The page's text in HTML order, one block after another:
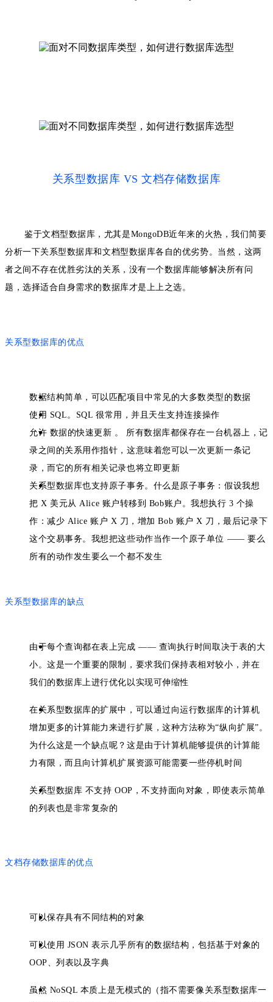
关系型数据库 VS 文档存储数据库
鉴于文档型数据库，尤其是MongoDB近年来的火热，我们简要
分析一下关系型数据库和文档型数据库各自的优劣势。当然，这两
者之间不存在优胜劣汰的关系，没有一个数据库能够解决所有问
题，选择适合自身需求的数据库才是上上之选。
关系型数据库的优点
数据结构简单，可以匹配项目中常见的大多数类型的数据
使用 SQL。SQL 很常用，并且天生支持连接操作
允许 数据的快速更新 。
所有数据库都保存在一台机器上，记
录之间的关系用作指针，这意味着您可以一次更新一条记
录，而它的所有相关记录也将立即更新
关系型数据库也支持原子事务。什么是原子事务：假设我想
把 X 美元从 Alice 账户转移到 Bob账户。我想执行 3 个操
作：减少 Alice 账户 X 刀，增加 Bob 账户 X 刀，最后记录下
这个交易事务。我想把这些动作当作一个原子单位 —— 要么
所有的动作发生要么一个都不发生
关系型数据库的缺点
由于每个查询都在表上完成 —— 查询执行时间取决于表的大
小。这是一个重要的限制，要求我们保持表相对较小，并在
我们的数据库上进行优化以实现可伸缩性
在关系型数据库的扩展中，可以通过向运行数据库的计算机
增加更多的计算能力来进行扩展，这种方法称为“纵向扩展”。
为什么这是一个缺点呢？这是由于计算机能够提供的计算能
力有限，而且向计算机扩展资源可能需要一些停机时间
关系型数据库 不支持 OOP，不支持面向对象，即使表示简单
的列表也是非常复杂的
文档存储数据库的优点
可以保存具有不同结构的对象
可以使用 JSON 表示几乎所有的数据结构，包括基于对象的
OOP、列表以及字典
虽然 NoSQL 本质上是无模式的（指不需要像关系型数据库一